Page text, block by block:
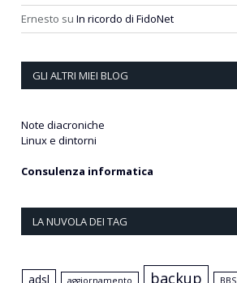
Ernesto su In ricordo di FidoNet
GLI ALTRI MIEI BLOG
Note diacroniche
Linux e dintorni
Consulenza informatica
LA NUVOLA DEI TAG
adsl aggiornamento backup BBS